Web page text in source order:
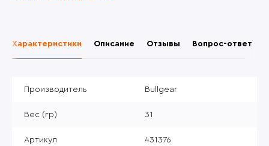
Характеристики Описание Отзывы Вопрос-ответ
Производитель Bullgear
Вес (гр) 31
Артикул 431376